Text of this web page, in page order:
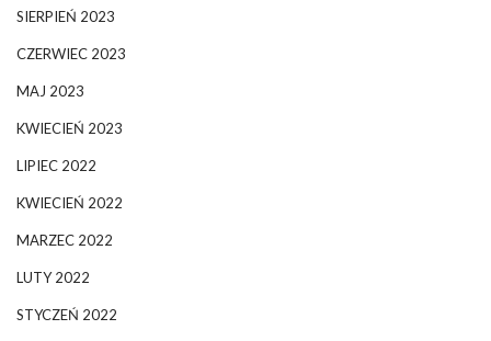
SIERPIEŃ 2023
CZERWIEC 2023
MAJ 2023
KWIECIEŃ 2023
LIPIEC 2022
KWIECIEŃ 2022
MARZEC 2022
LUTY 2022
STYCZEŃ 2022